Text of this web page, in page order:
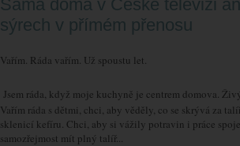
Sama doma v České televizi
sýrech v přímém přenosu
Vařím. Ráda vařím. Už spoustu let.
Jsem ráda, když moje kuchyně je centrem domova.
Vařím ráda s dětmi, chci, aby věděly, co se skrývá za
sklenicí kefíru. Chci, aby si vážily potravin i práce
samozřejmost mít plný talíř...